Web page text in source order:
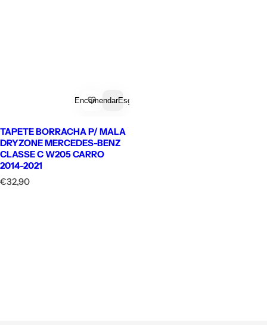
EncomendarEsgotado
TAPETE BORRACHA P/ MALA
DRYZONE MERCEDES-BENZ
CLASSE C W205 CARRO
2014-2021
P
€32,90